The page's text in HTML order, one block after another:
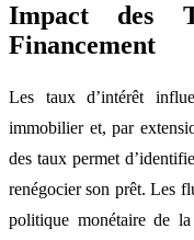
Impact des
Financement
Les taux d’intérêt
immobilier et, par
des taux permet
renégocier son prêt. Les
politique monétaire de